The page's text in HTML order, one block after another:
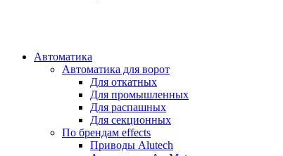
Автоматика
Автоматика для ворот
Для откатных
Для промышленных
Для распашных
Для секционных
По брендам effects
Приводы Alutech